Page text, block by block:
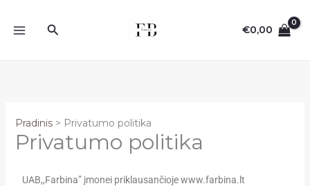
turinio
Paieška €0,00
Pradinis Privatumo politika
Privatumo politika
UAB,,Farbina” įmonei priklausančioje www.farbina.lt